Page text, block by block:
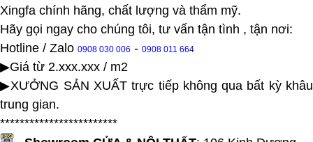
Xingfa chính hãng, chất lượng và thẩm mỹ.
Hãy gọi ngay cho chúng tôi, tư vấn tận tình , tận nơi:
Hotline / Zalo 0908 030 006 - 0908 011 664
▶Giá từ 2.xxx.xxx / m2
▶XƯỞNG SẢN XUẤT trực tiếp không qua bất kỳ khâu
trung gian.
************************